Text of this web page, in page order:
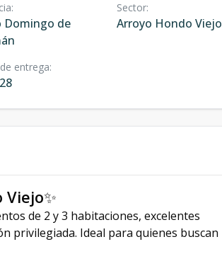
:
Domingo de
Sector:
Arroyo Hondo Viejo
entrega:
Viejo✨
de 2 y 3 habitaciones, excelentes
privilegiada. Ideal para quienes buscan